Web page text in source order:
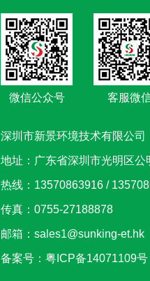
微信公众号 客服微
深圳市新景环境技术有限公司
地址：广东省深圳市光明区公
热线：13570863916 /
传真：0755-27188878
邮箱：sales1@sunking-et.hk
备案号： 粤ICP备14071109号